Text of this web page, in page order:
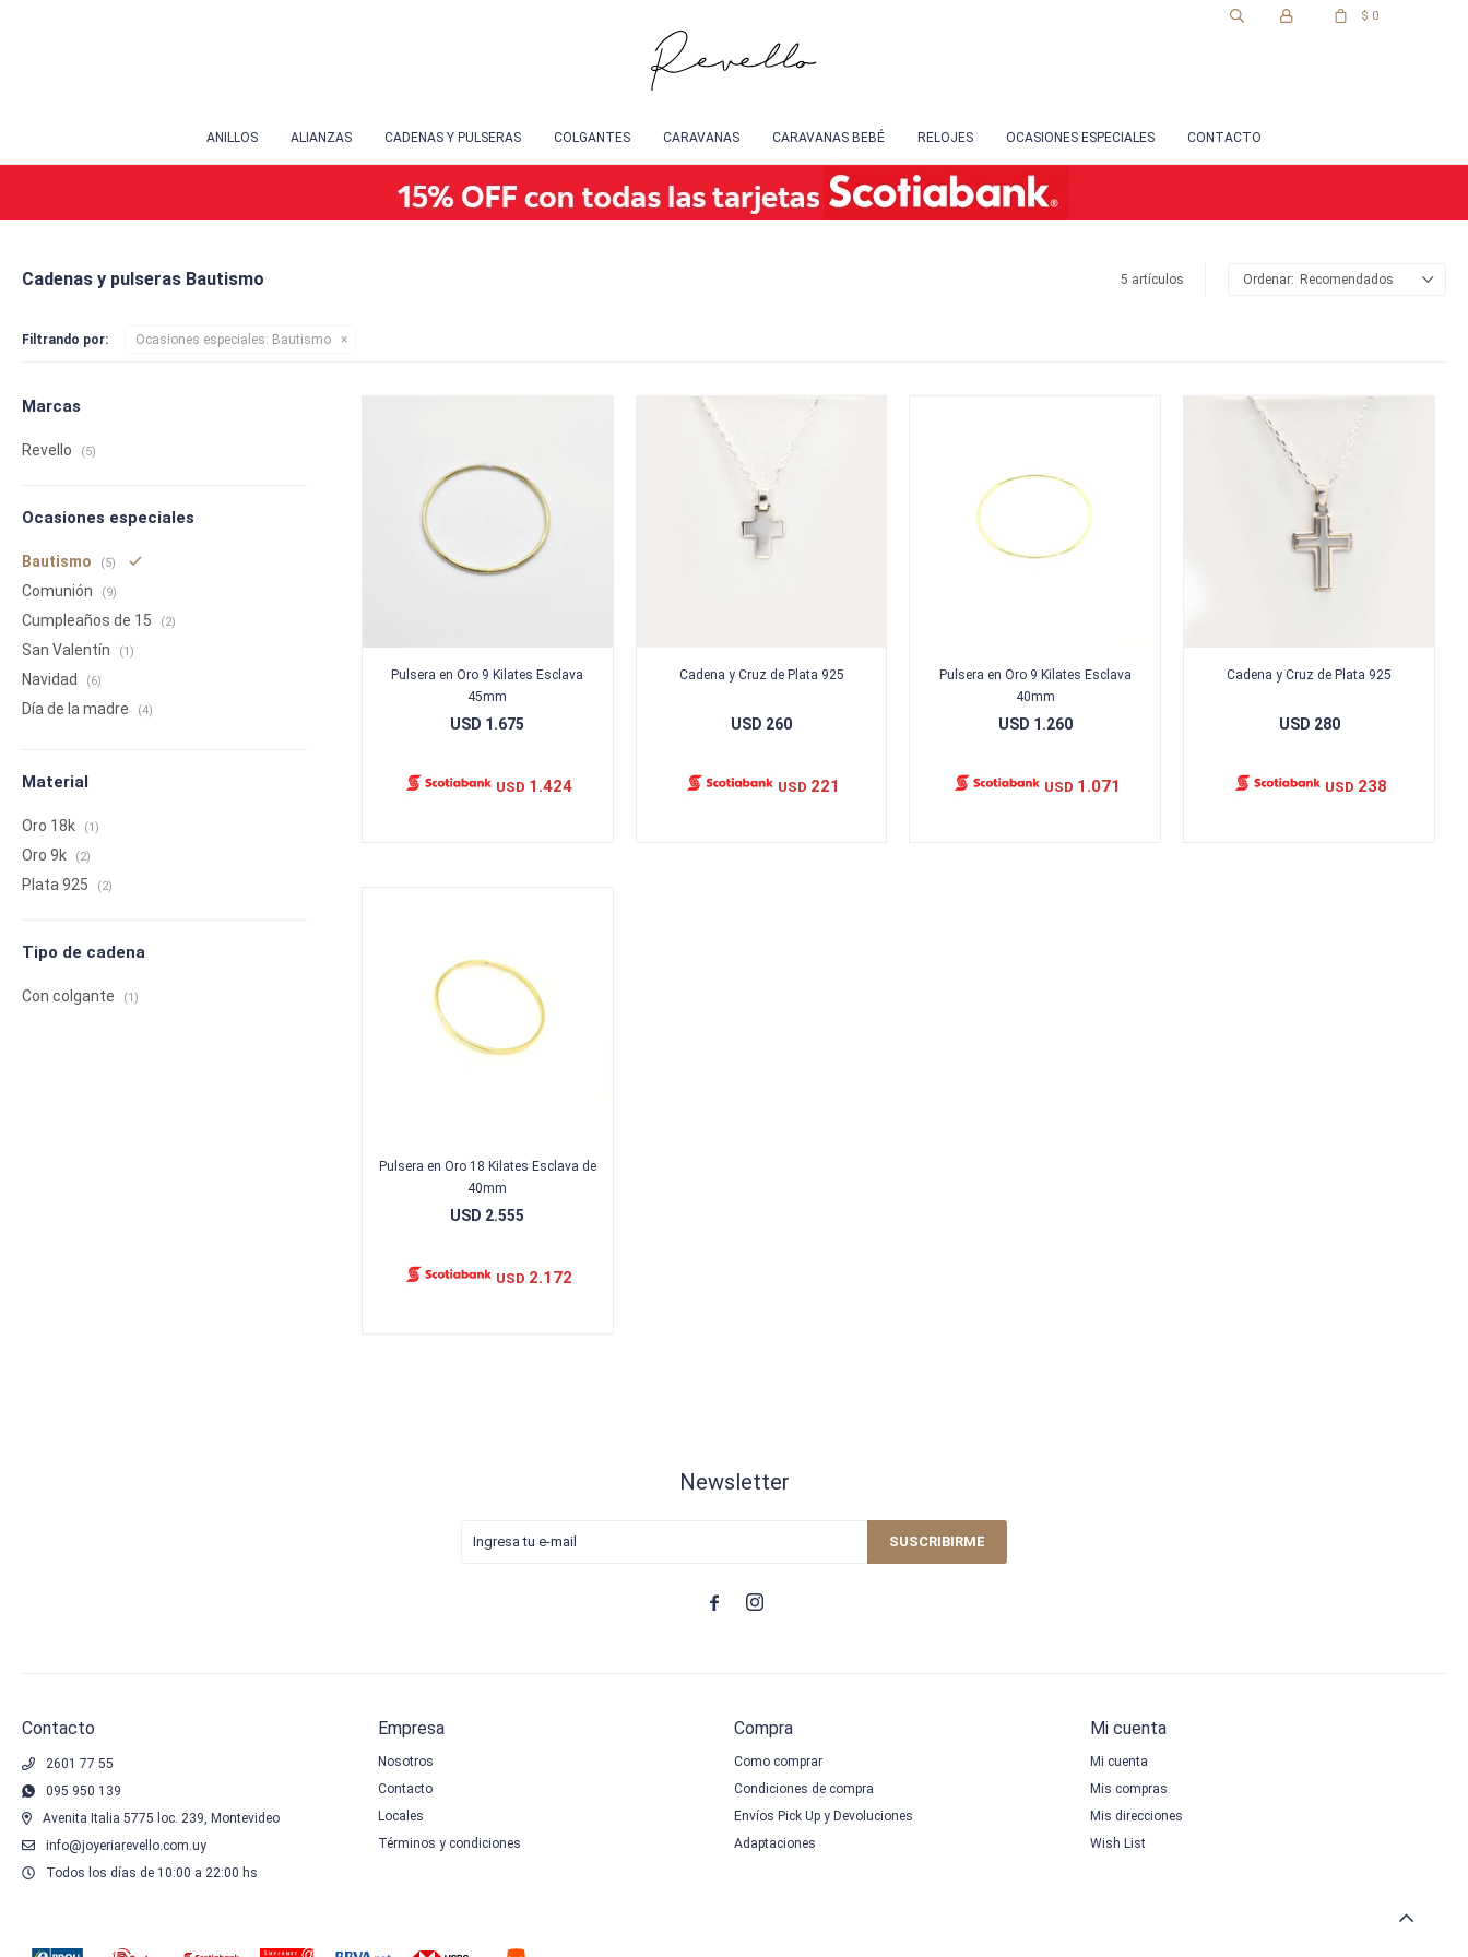
ANILLOS ALIANZAS CADENAS Y PULSERAS COLGANTES CARAVANAS CARAVANAS BEBÉ RELOJES OCASIONES ESPECIALES CONTACTO
$ 0
Cadenas y pulseras Bautismo 5 artículos Recomendados
Filtrando por: Ocasiones especiales: Bautismo
Pulsera en Oro 9 Kilates Esclava
45mm
USD 1.675
USD 1.424
Cadena y Cruz de Plata 925
USD 260
USD 221
Pulsera en Oro 9 Kilates Esclava
40mm
USD 1.260
USD 1.071
Cadena y Cruz de Plata 925
USD 280
USD 238
Pulsera en Oro 18 Kilates Esclava de
40mm
USD 2.555
USD 2.172
Marcas
Revello (5)
Ocasiones especiales
Bautismo (5)
Comunión (9)
Cumpleaños de 15 (2)
San Valentín (1)
Navidad (6)
Día de la madre (4)
Material
Oro 18k (1)
Oro 9k (2)
Plata 925 (2)
Tipo de cadena
Con colgante (1)
Contacto
2601 77 55
095 950 139
Avenita Italia 5775 loc. 239, Montevideo
info@joyeriarevello.com.uy
Todos los días de 10:00 a 22:00 hs
Empresa
Nosotros
Contacto
Locales
Términos y condiciones
Compra
Como comprar
Condiciones de compra
Envíos Pick Up y Devoluciones
Adaptaciones
Mi cuenta
Mi cuenta
Mis compras
Mis direcciones
Wish List
Newsletter
SUSCRIBIRME
 